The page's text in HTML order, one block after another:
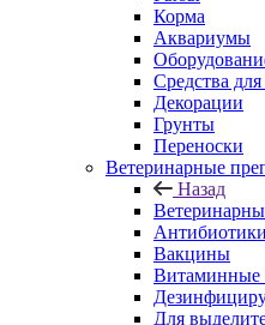
Корма
Аквариумы
Средства
Декорации
Грунты
Переноски
Ветеринарные
Назад
Антибиотики
Вакцины
Витаминные
Для